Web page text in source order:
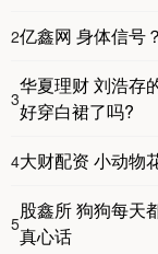
2亿鑫网 身体信号
3
华夏理财 刘浩存
好穿白裙了吗?
4大财配资 小动物
5
股鑫所 狗狗每天
真心话